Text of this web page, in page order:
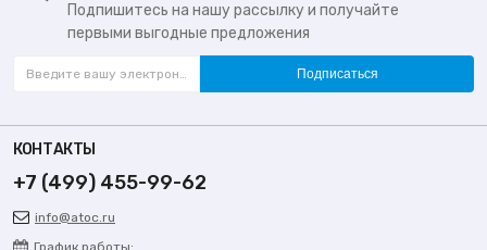
Подпишитесь на нашу рассылку и получайте
первыми выгодные предложения
Подписаться
КОНТАКТЫ
+7 (499) 455-99-62
info@atoc.ru
График работы: